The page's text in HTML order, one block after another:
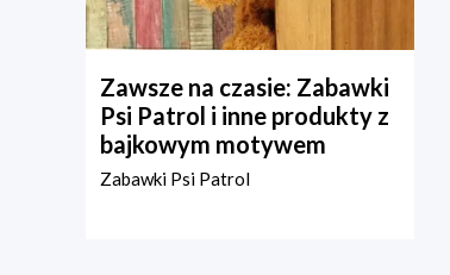
Zawsze na czasie: Zabawki
Psi Patrol i inne produkty z
bajkowym motywem
Zabawki Psi Patrol